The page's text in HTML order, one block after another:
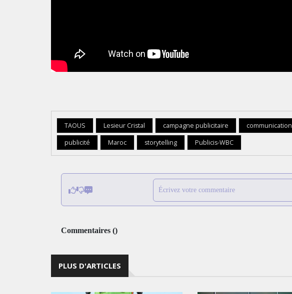
TAOUS Lesieur Cristal campagne publicitaire communication
publicité
Maroc storytelling Publicis-WBC
Écrivez votre commentaire
Commentaires ()
PLUS D'ARTICLES